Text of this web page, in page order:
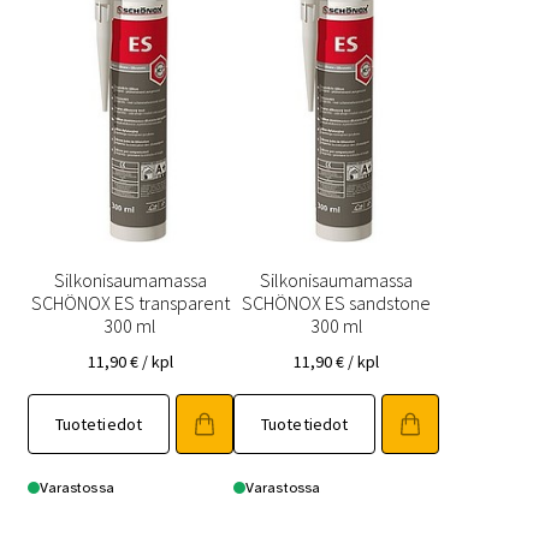
Silkonisaumamassa
SCHÖNOX ES transparent
300 ml
11,90€ / kpl
Tuotetiedot
Varastossa
Silkonisaumamassa
SCHÖNOX ES sandstone
300 ml
11,90€ / kpl
Tuotetiedot
Varastossa